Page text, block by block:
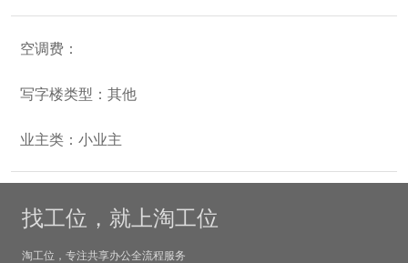
空调费：
写字楼类型：其他
业主类：小业主
找工位，就上淘工位
淘工位，专注共享办公全流程服务